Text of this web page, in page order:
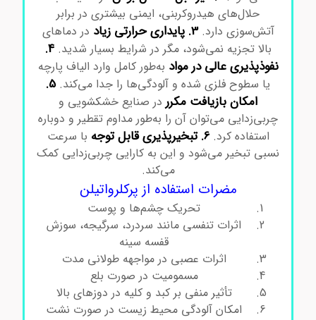
حلال‌های هیدروکربنی، ایمنی بیشتری در برابر
آتش‌سوزی دارد.3. پایداری حرارتی زیاد
در دماهای
بالا تجزیه نمی‌شود، مگر در شرایط بسیار شدید. 4.
نفوذپذیری عالی در موادبه‌طور کامل وارد الیاف پارچه
یا سطوح فلزی شده و آلودگی‌ها را جدا می‌کند. 5.
امکان بازیافت مکرردر صنایع خشکشویی و
چربی‌زدایی می‌توان آن را به‌طور مداوم تقطیر و دوباره
استفاده کرد.6. تبخیرپذیری قابل توجه
با سرعت
نسبی تبخیر می‌شود و این به کارایی چربی‌زدایی کمک
می‌کند.
مضرات استفاده از پرکلرواتیلن
تحریک چشم‌ها و پوست
اثرات تنفسی مانند سردرد، سرگیجه، سوزش
قفسه سینه
اثرات عصبی در مواجهه طولانی مدت
مسمومیت در صورت بلع
تأثیر منفی بر کبد و کلیه در دوزهای بالا
امکان آلودگی محیط زیست در صورت نشت